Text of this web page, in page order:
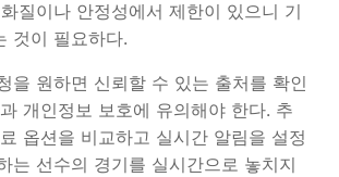
질이나 안정성에서 제한이 있으니 기
것이 필요하다.
을 원하면 신뢰할 수 있는 출처를 확인
개인정보 보호에 유의해야 한다. 추
옵션을 비교하고 실시간 알림을 설정
는 선수의 경기를 실시간으로 놓치지